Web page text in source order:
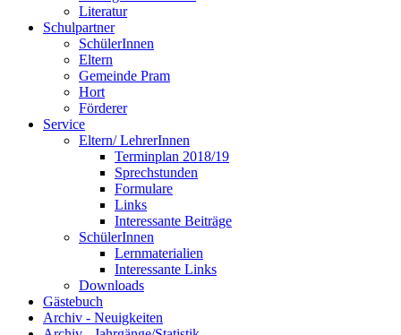
Literatur
Schulpartner
SchülerInnen
Eltern
Gemeinde Pram
Hort
Förderer
Service
Eltern/ LehrerInnen
Terminplan 2018/19
Sprechstunden
Formulare
Links
Interessante Beiträge
SchülerInnen
Lernmaterialien
Interessante Links
Downloads
Gästebuch
Archiv - Neuigkeiten